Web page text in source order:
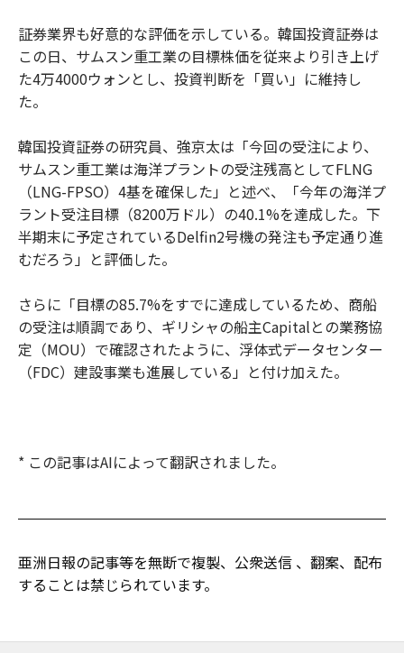
証券業界も好意的な評価を示している。韓国投資証券は
この日、サムスン重工業の目標株価を従来より引き上げ
た4万4000ウォンとし、投資判断を「買い」に維持し
た。
韓国投資証券の研究員、強京太は「今回の受注により、
サムスン重工業は海洋プラントの受注残高としてFLNG
（LNG-FPSO）4基を確保した」と述べ、「今年の海洋プ
ラント受注目標（8200万ドル）の40.1%を達成した。下
半期末に予定されているDelfin2号機の発注も予定通り進
むだろう」と評価した。
さらに「目標の85.7%をすでに達成しているため、商船
の受注は順調であり、ギリシャの船主Capitalとの業務協
定（MOU）で確認されたように、浮体式データセンター
（FDC）建設事業も進展している」と付け加えた。
* この記事はAIによって翻訳されました。
亜洲日報の記事等を無断で複製、公衆送信 、翻案、配布
することは禁じられています。